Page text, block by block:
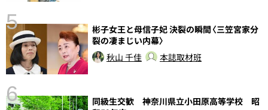
5
彬子女王と母信子妃 決裂の瞬間〈三笠宮家分
裂の凄まじい内幕〉
秋山 千佳
本誌取材班
6
同級生交歓 神奈川県立小田原高等学校 昭